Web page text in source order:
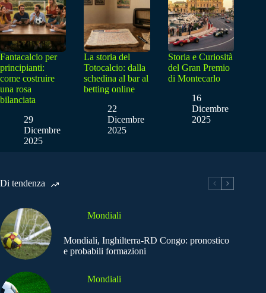
Fantacalcio per
principianti:
come costruire
una rosa
bilanciata
29
Dicembre
2025
La storia del
Totocalcio: dalla
schedina al bar al
betting online
22
Dicembre
2025
Storia e Curiosità
del Gran Premio
di Montecarlo
16
Dicembre
2025
Di tendenza
Mondiali
Mondiali, Inghilterra-RD Congo: pronostico
e probabili formazioni
Mondiali